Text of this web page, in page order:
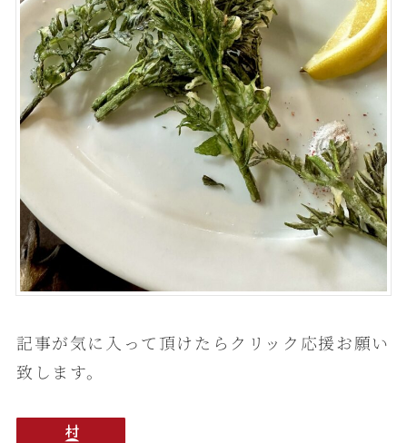
記事が気に入って頂けたらクリック応援お願い
致します。